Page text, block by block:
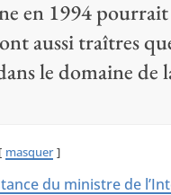
en 1994
aussi traîtres
le domaine de
masquer
du ministre de